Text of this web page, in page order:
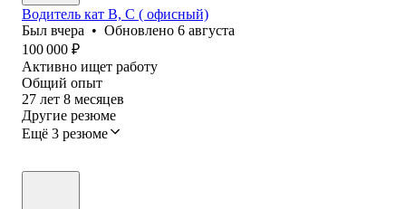
Водитель кат В, С ( офисный)
Был вчера • Обновлено 6 августа
100 000 ₽
Активно ищет работу
Общий опыт
27 лет 8 месяцев
Другие резюме
Ещё 3 резюме